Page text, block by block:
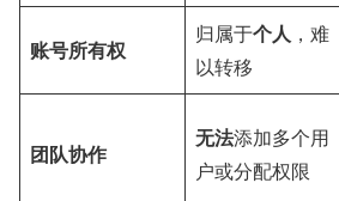
账号所有权
归属于个人 ，难
以转移
团队协作
无法添加多个用
户或分配权限